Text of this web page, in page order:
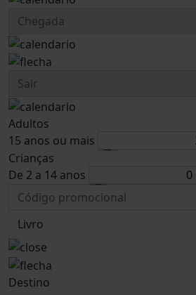
Adultos
15 anos ou mais
Crianças
De 2 a 14 anos
Livro
Destino